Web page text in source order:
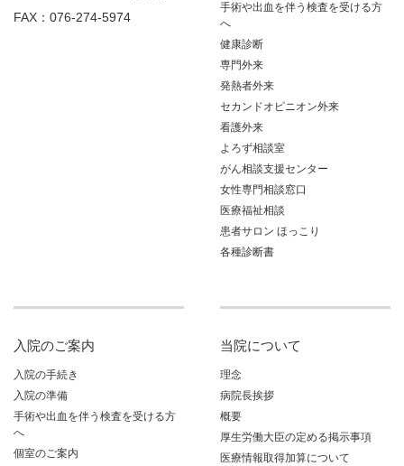
FAX：076-274-5974
手術や出血を伴う検査を受ける方
へ
健康診断
専門外来
発熱者外来
セカンドオピニオン外来
看護外来
よろず相談室
がん相談支援センター
女性専門相談窓口
医療福祉相談
患者サロン ほっこり
各種診断書
入院のご案内
入院の手続き
入院の準備
手術や出血を伴う検査を受ける方
へ
個室のご案内
当院について
理念
病院長挨拶
概要
厚生労働大臣の定める掲示事項
医療情報取得加算について